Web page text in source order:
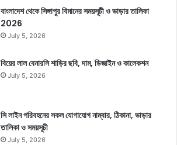
বাংলাদেশ থেকে সিঙ্গাপুর বিমানের সময়সূচী ও ভাড়ার তালিকা
2026
July 5, 2026
বিয়ের লাল বেনারসি শাড়ির ছবি, দাম, ডিজাইন ও কালেকশন
July 5, 2026
সি লাইন পরিবহনের সকল যোগাযোগ নাম্বার, ঠিকানা, ভাড়ার
তালিকা ও সময়সূচী
July 5, 2026